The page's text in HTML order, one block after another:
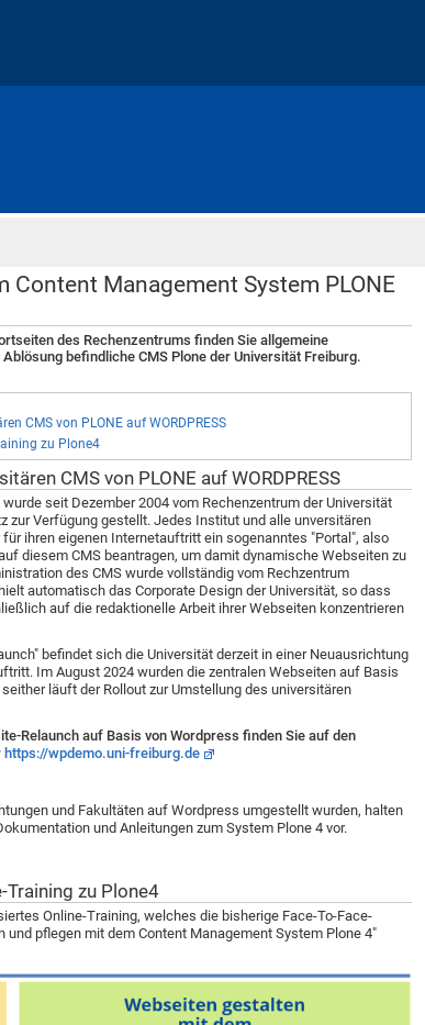
Content Management System PLONE
des Rechenzentrums finden Sie allgemeine
befindliche CMS Plone der Universität Freiburg.
CMS von PLONE auf WORDPRESS
zu Plone4
CMS von PLONE auf WORDPRESS
seit Dezember 2004 vom Rechenzentrum der Universität
zur Verfügung gestellt. Jedes Institut und alle unversitären
ihren eigenen Internetauftritt ein sogenanntes "Portal", also
diesem CMS beantragen, um damit dynamische Webseiten zu
des CMS wurde vollständig vom Rechzentrum
automatisch das Corporate Design der Universität, so dass
auf die redaktionelle Arbeit ihrer Webseiten konzentrieren
befindet sich die Universität derzeit in einer Neuausrichtung
Im August 2024 wurden die zentralen Webseiten auf Basis
läuft der Rollout zur Umstellung des universitären
Relaunch auf Basis von Wordpress finden Sie auf den
https://wpdemo.uni-freiburg.de
und Fakultäten auf Wordpress umgestellt wurden, halten
und Anleitungen zum System Plone 4 vor.
zu Plone4
Online-Training, welches die bisherige Face-To-Face-
und pflegen mit dem Content Management System Plone 4"